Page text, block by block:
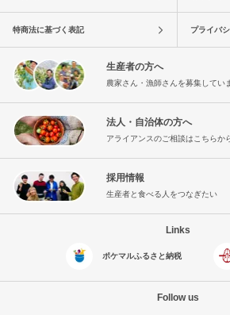
特商法に基づく表記 プライバ
生産者の方へ
農家さん・漁師さんを募集してい
法人・自治体の方へ
アライアンスのご相談はこちらか
採用情報
生産者と食べる人をつなぎたい
Links
ポケマルふるさと納税
Follow us